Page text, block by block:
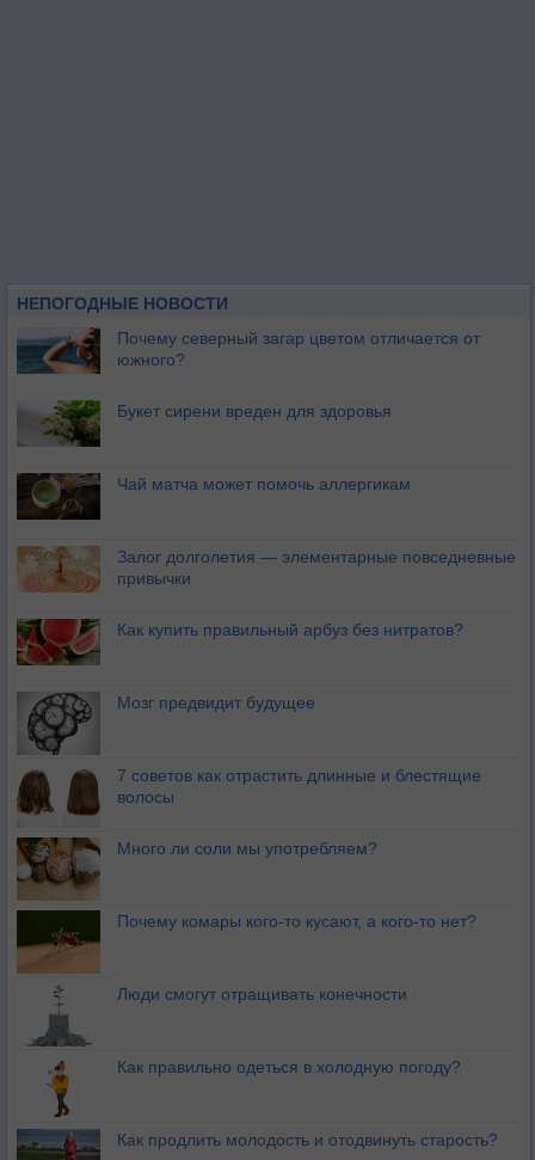
НЕПОГОДНЫЕ НОВОСТИ
Почему северный загар цветом отличается от
южного?
Букет сирени вреден для здоровья
Чай матча может помочь аллергикам
Залог долголетия — элементарные повседневные
привычки
Как купить правильный арбуз без нитратов?
Мозг предвидит будущее
7 советов как отрастить длинные и блестящие
волосы
Много ли соли мы употребляем?
Почему комары кого-то кусают, а кого-то нет?
Люди смогут отращивать конечности
Как правильно одеться в холодную погоду?
Как продлить молодость и отодвинуть старость?